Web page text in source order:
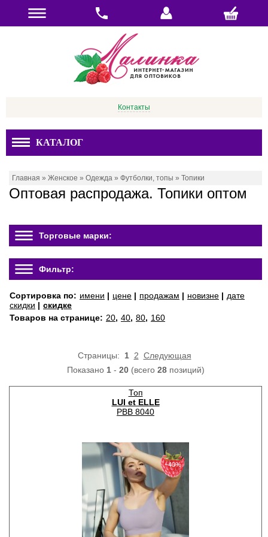
Контакты
КАТАЛОГ
Главная » Женское » Одежда » Футболки, топы » Топики
Оптовая распродажа. Топики оптом
Торговые марки:
Фильтр:
Сортировка по: имени | цене | продажам | новизне | дате
скидки | скидке
Товаров на странице: 20, 40, 80, 160
Страницы: 1 2 Следующая
Показано 1- 20(всего 28позиций)
Топ
LUI et ELLE
PBB 8040
−40%